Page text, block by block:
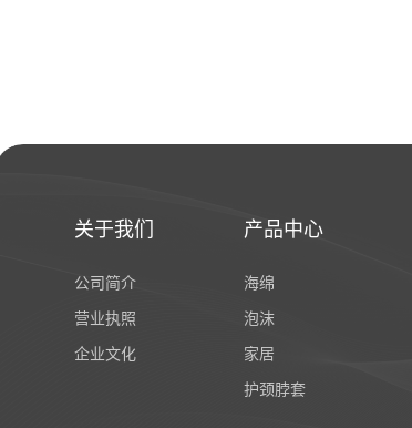
关于我们
公司简介
营业执照
企业文化
产品中心
海绵
泡沫
家居
护颈脖套